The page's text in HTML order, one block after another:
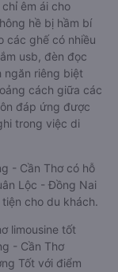
êm ái cho
hề bị hầm bí
các ghế có nhiều
usb, đèn đọc
ngăn riêng biệt
cách giữa các
đáp ứng được
trong việc di
- Cần Thơ có hỗ
Lộc - Đồng Nai
cho du khách.
limousine tốt
- Cần Thơ
Tốt với điểm